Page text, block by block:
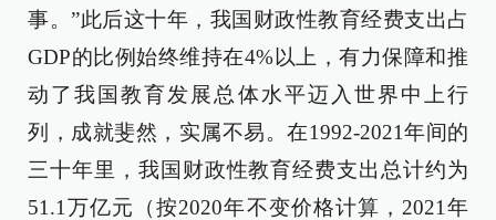
事。”此后这十年，我国财政性教育经费支出占
GDP的比例始终维持在4%以上，有力保障和推
动了我国教育发展总体水平迈入世界中上行
列，成就斐然，实属不易。在1992-2021年间的
三十年里，我国财政性教育经费支出总计约为
51.1万亿元（按2020年不变价格计算，2021年